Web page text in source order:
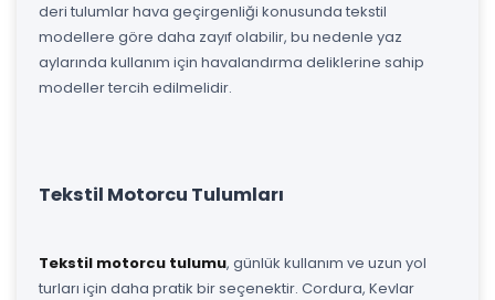
deri tulumlar hava geçirgenliği konusunda tekstil
modellere göre daha zayıf olabilir, bu nedenle yaz
aylarında kullanım için havalandırma deliklerine sahip
modeller tercih edilmelidir.
Tekstil Motorcu Tulumları
Tekstil motorcu tulumu, günlük kullanım ve uzun yol
turları için daha pratik bir seçenektir. Cordura, Kevlar